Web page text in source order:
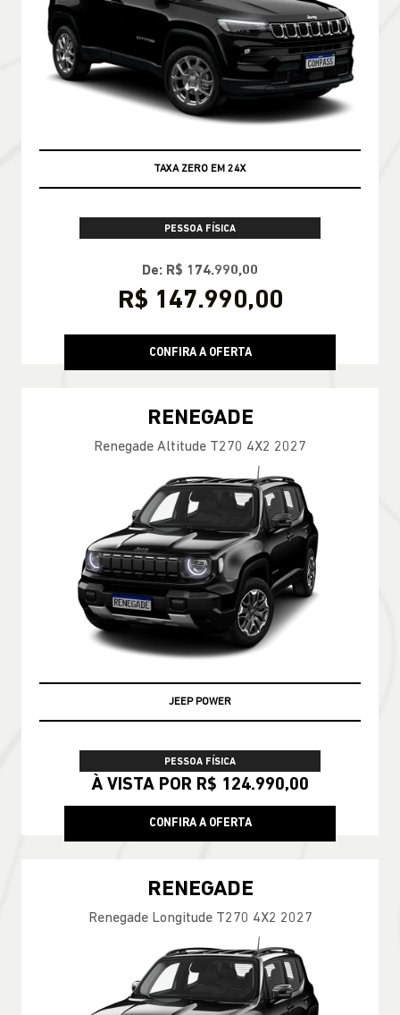
TAXA ZERO EM 24X
PESSOA FÍSICA
De: R$ 174.990,00
R$ 147.990,00
CONFIRA A OFERTA
RENEGADE
Renegade Altitude T270 4X2 2027
JEEP POWER
PESSOA FÍSICA
À VISTA POR R$ 124.990,00
CONFIRA A OFERTA
RENEGADE
Renegade Longitude T270 4X2 2027